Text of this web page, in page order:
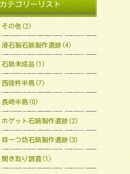
カテゴリーリスト
その他(2)
滑石製石鍋製作遺跡(4)
石鍋未成品(1)
西彼杵半島(7)
長崎半島(0)
ホゲット石鍋製作遺跡(2)
目一つ坊石鍋製作遺跡(3)
聞き取り調査(1)